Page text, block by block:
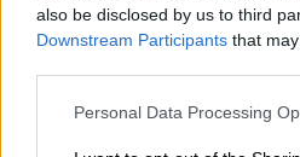
also be disclosed by us to third
Downstream Participants that
Personal Data Processing